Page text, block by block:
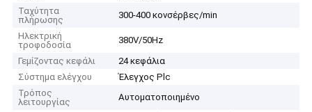
Ταχύτητα
πλήρωσης
300-400 κονσέρβες/min
Ηλεκτρική
τροφοδοσία
380V/50Hz
Γεμίζοντας κεφάλι
24 κεφάλια
Σύστημα ελέγχου
Έλεγχος Plc
Τρόπος
λειτουργίας
Αυτοματοποιημένο